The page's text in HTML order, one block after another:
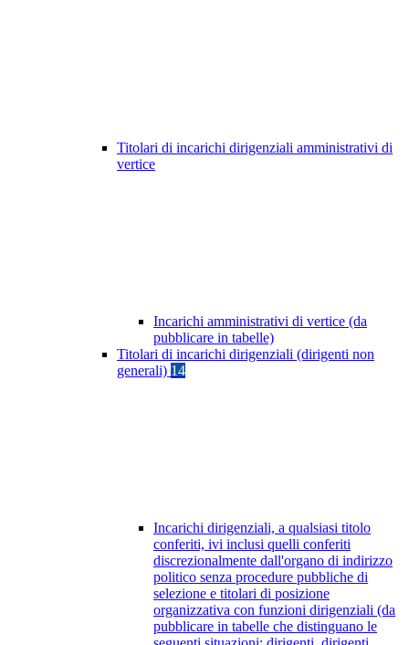
Titolari di incarichi dirigenziali amministrativi di
vertice
Incarichi amministrativi di vertice (da
pubblicare in tabelle)
Titolari di incarichi dirigenziali (dirigenti non
generali) 14
Incarichi dirigenziali, a qualsiasi titolo
conferiti, ivi inclusi quelli conferiti
discrezionalmente dall'organo di indirizzo
politico senza procedure pubbliche di
selezione e titolari di posizione
organizzativa con funzioni dirigenziali (da
pubblicare in tabelle che distinguano le